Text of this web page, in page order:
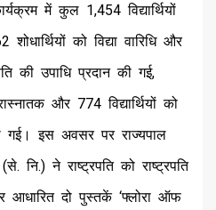
में कुल 1,454 विद्यार्थियों
को विद्या वारिधि और
की उपाधि प्रदान की गई,
और 774 विद्यार्थियों को
गई। इस अवसर पर राज्यपाल
नि.) ने राष्ट्रपति को राष्ट्रपति
आधारित दो पुस्तकें ‘फ्लोरा ऑफ